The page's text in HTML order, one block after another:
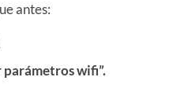
antes:
parámetros wifi”.